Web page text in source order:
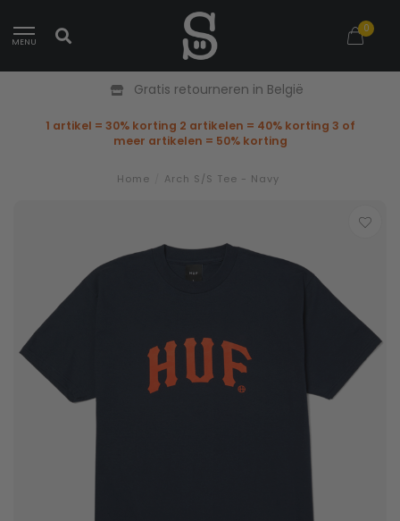
MENU
0
Gratis retourneren in België
1 artikel = 30% korting 2 artikelen = 40% korting 3 of
meer artikelen = 50% korting
Home Arch S/S Tee - Navy